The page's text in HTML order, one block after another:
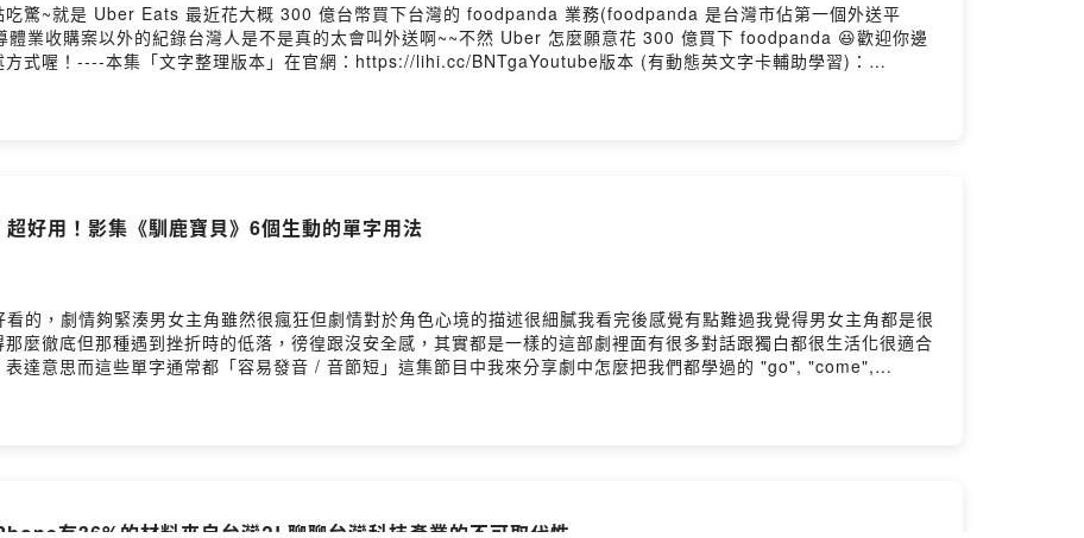
吃驚~就是 Uber Eats 最近花大概 300 億台幣買下台灣的 foodpanda 業務(foodpanda 是台灣市佔第一個外送平
體業收購案以外的紀錄台灣人是不是真的太會叫外送啊~~不然 Uber 怎麼願意花 300 億買下 foodpanda 😆歡迎你邊
式喔！----本集「文字整理版本」在官網：https://lihi.cc/BNTgaYoutube版本 (有動態英文字卡輔助學習)：
閱完記得去你的信箱做二次確認才會真的訂閱成功～)-----我的英文學習方法著作：有種英文模仿術，一旦學過英文
實體書店也可以買喔)-----留言告訴我你對這一集的想法：
commentsPowered by Firstory Hosting
好用！影集《馴鹿寶貝》6個生動的單字用法
的，劇情夠緊湊男女主角雖然很瘋狂但劇情對於角色心境的描述很細膩我看完後感覺有點難過我覺得男女主角都是很
麼徹底但那種遇到挫折時的低落，徬徨跟沒安全感，其實都是一樣的這部劇裡面有很多對話跟獨白都很生活化很適合
達意思而這些單字通常都「容易發音 / 音節短」這集節目中我來分享劇中怎麼把我們都學過的 "go", "come",
每周五早上七點半把整理好的文章精華，重點整理圖卡，還有延伸學習材料送到你的信箱。訂閱連結：
4msqgc金石堂網路 https://pse.is/4mwzvg博客來 https://pse.is/4pfdxr敦煌書局 https://pse.is/4jzs82momo
留言告訴我你對這一集的想法：